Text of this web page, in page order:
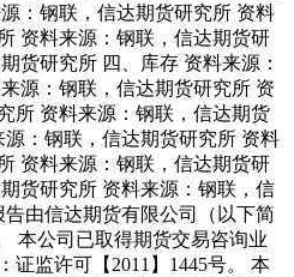
：钢联，信达期货研究所 资料
资料来源：钢联，信达期货研
货研究所 四、库存 资料来源：
源：钢联，信达期货研究所 资
所 资料来源：钢联，信达期货
：钢联，信达期货研究所 资料
资料来源：钢联，信达期货研
货研究所 资料来源：钢联，信
由信达期货有限公司（以下简
本公司已取得期货交易咨询业
证监许可【2011】1445号。 本